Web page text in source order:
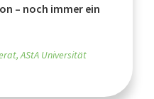
– noch immer ein
AStA Universität